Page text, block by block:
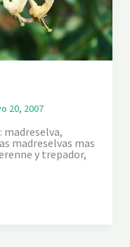
20, 2007
madreselva,
madreselvas mas
y trepador,